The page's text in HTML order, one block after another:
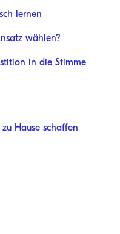
lernen
wählen?
in die Stimme
Hause schaffen